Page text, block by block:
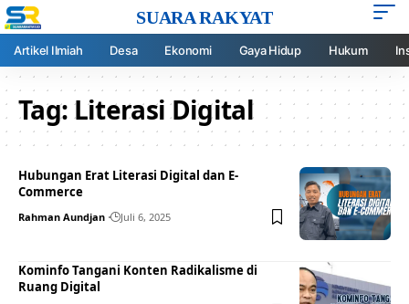
SUARA RAKYAT
Artikel Ilmiah Desa Ekonomi Gaya Hidup Hukum
Tag:Literasi Digital
Hubungan Erat Literasi Digital dan E-
Commerce
Rahman Aundjan Juli 6, 2025
Kominfo Tangani Konten Radikalisme di
Ruang Digital